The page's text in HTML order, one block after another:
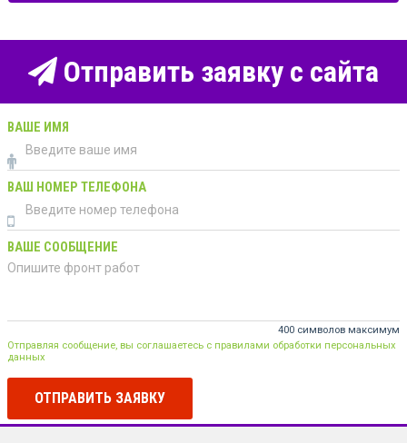
Отправить заявку с сайта
ВАШЕ ИМЯ
ВАШ НОМЕР ТЕЛЕФОНА
ВАШЕ СООБЩЕНИЕ
400 символов максимум
Отправляя сообщение, вы соглашаетесь с правилами обработки персональных
данных
ОТПРАВИТЬ ЗАЯВКУ